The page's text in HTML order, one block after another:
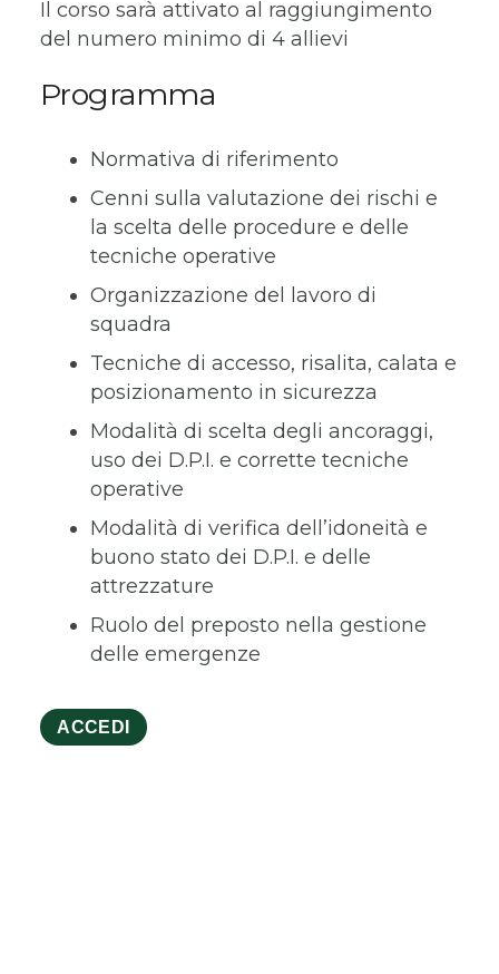
Il corso sarà attivato al raggiungimento
del numero minimo di 4 allievi
Programma
Normativa di riferimento
Cenni sulla valutazione dei rischi e
la scelta delle procedure e delle
tecniche operative
Organizzazione del lavoro di
squadra
Tecniche di accesso, risalita, calata e
posizionamento in sicurezza
Modalità di scelta degli ancoraggi,
uso dei D.P.I. e corrette tecniche
operative
Modalità di verifica dell’idoneità e
buono stato dei D.P.I. e delle
attrezzature
Ruolo del preposto nella gestione
delle emergenze
ACCEDI